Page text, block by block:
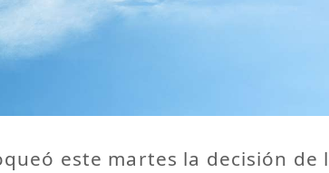
este martes la decisión de